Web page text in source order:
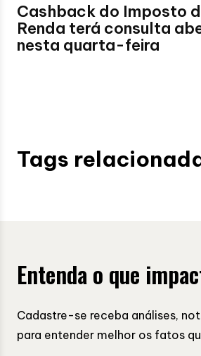
Cashback do Imposto
Renda terá consulta
nesta quarta-feira
Tags
Entenda o que
Cadastre-se receba análises,
para entender melhor os fatos